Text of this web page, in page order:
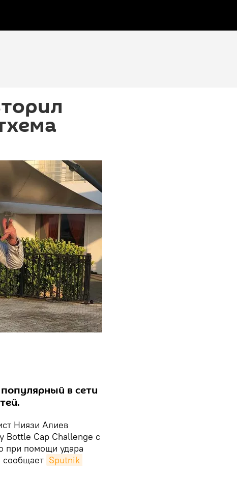
в сети
Ниязи Алиев
Bottle Cap Challenge с
при помощи удара
сообщает Sputnik